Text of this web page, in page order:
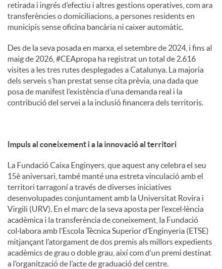
retirada i ingrés d’efectiu i altres gestions operatives, com ara
transferències o domiciliacions, a persones residents en
municipis sense oficina bancària ni caixer automàtic.
Des de la seva posada en marxa, el setembre de 2024, i fins al
maig de 2026, #CEApropa ha registrat un total de 2.616
visites a les tres rutes desplegades a Catalunya. La majoria
dels serveis s’han prestat sense cita prèvia, una dada que
posa de manifest l’existència d’una demanda real i la
contribució del servei a la inclusió financera dels territoris.
Impuls al coneixement i a la innovació al territori
La Fundació Caixa Enginyers, que aquest any celebra el seu
15è aniversari, també manté una estreta vinculació amb el
territori tarragoní a través de diverses iniciatives
desenvolupades conjuntament amb la Universitat Rovira i
Virgili (URV). En el marc de la seva aposta per l’excel·lència
acadèmica i la transferència de coneixement, la Fundació
col·labora amb l’Escola Tècnica Superior d’Enginyeria (ETSE)
mitjançant l’atorgament de dos premis als millors expedients
acadèmics de grau o doble grau, així com d’un premi destinat
a l’organització de l’acte de graduació del centre.